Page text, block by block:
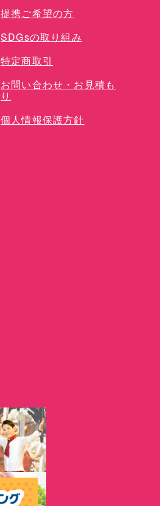
提携ご希望の方
SDGsの取り組み
特定商取引
お問い合わせ・お見積も
り
個人情報保護方針